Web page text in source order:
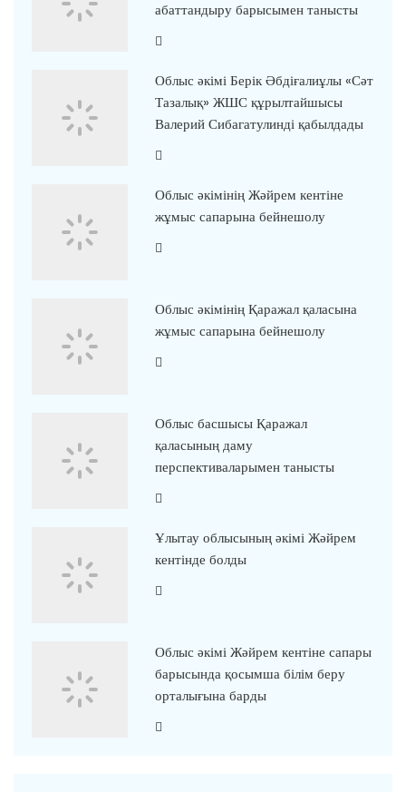
абаттандыру барысымен танысты
Облыс әкімі Берік Әбдіғалиұлы «Сәт
Тазалық» ЖШС құрылтайшысы
Валерий Сибагатулинді қабылдады
Облыс әкімінің Жәйрем кентіне
жұмыс сапарына бейнешолу
Облыс әкімінің Қаражал қаласына
жұмыс сапарына бейнешолу
Облыс басшысы Қаражал
қаласының даму
перспективаларымен танысты
Ұлытау облысының әкімі Жәйрем
кентінде болды
Облыс әкімі Жәйрем кентіне сапары
барысында қосымша білім беру
орталығына барды